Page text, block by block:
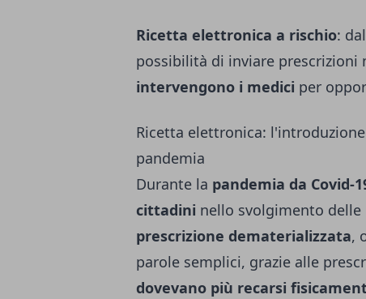
Ricetta elettronica a rischio:
possibilità di inviare prescrizioni
intervengono i medici per
Ricetta elettronica:
pandemia
Durante la pandemia da Covid-
cittadini nello svolgimento
prescrizione dematerializzata,
parole semplici, grazie alle
dovevano più recarsi